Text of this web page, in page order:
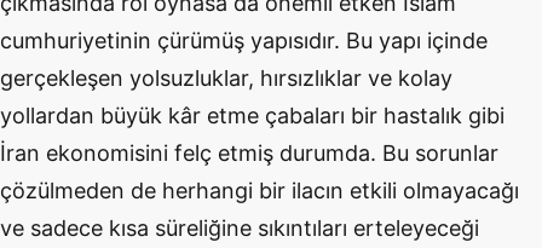
cumhuriyetinin çürümüş yapısıdır. Bu yapı içinde
gerçekleşen yolsuzluklar, hırsızlıklar ve kolay
yollardan büyük kâr etme çabaları bir hastalık gibi
İran ekonomisini felç etmiş durumda. Bu sorunlar
çözülmeden de herhangi bir ilacın etkili olmayacağı
ve sadece kısa süreliğine sıkıntıları erteleyeceği